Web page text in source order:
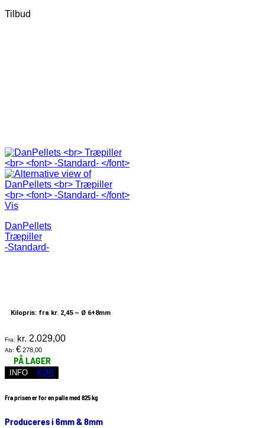
Tilbud
Vis
DanPellets
Træpiller
-Standard-
Kilopris: fra kr. 2,45 – Ø 6+8mm
Fra: kr. 2.029,00
Ab: € 278,00
PÅ LAGER
INFO KØB
Fra prisen er for en palle med 825 kg
Produceres i 6mm & 8mm